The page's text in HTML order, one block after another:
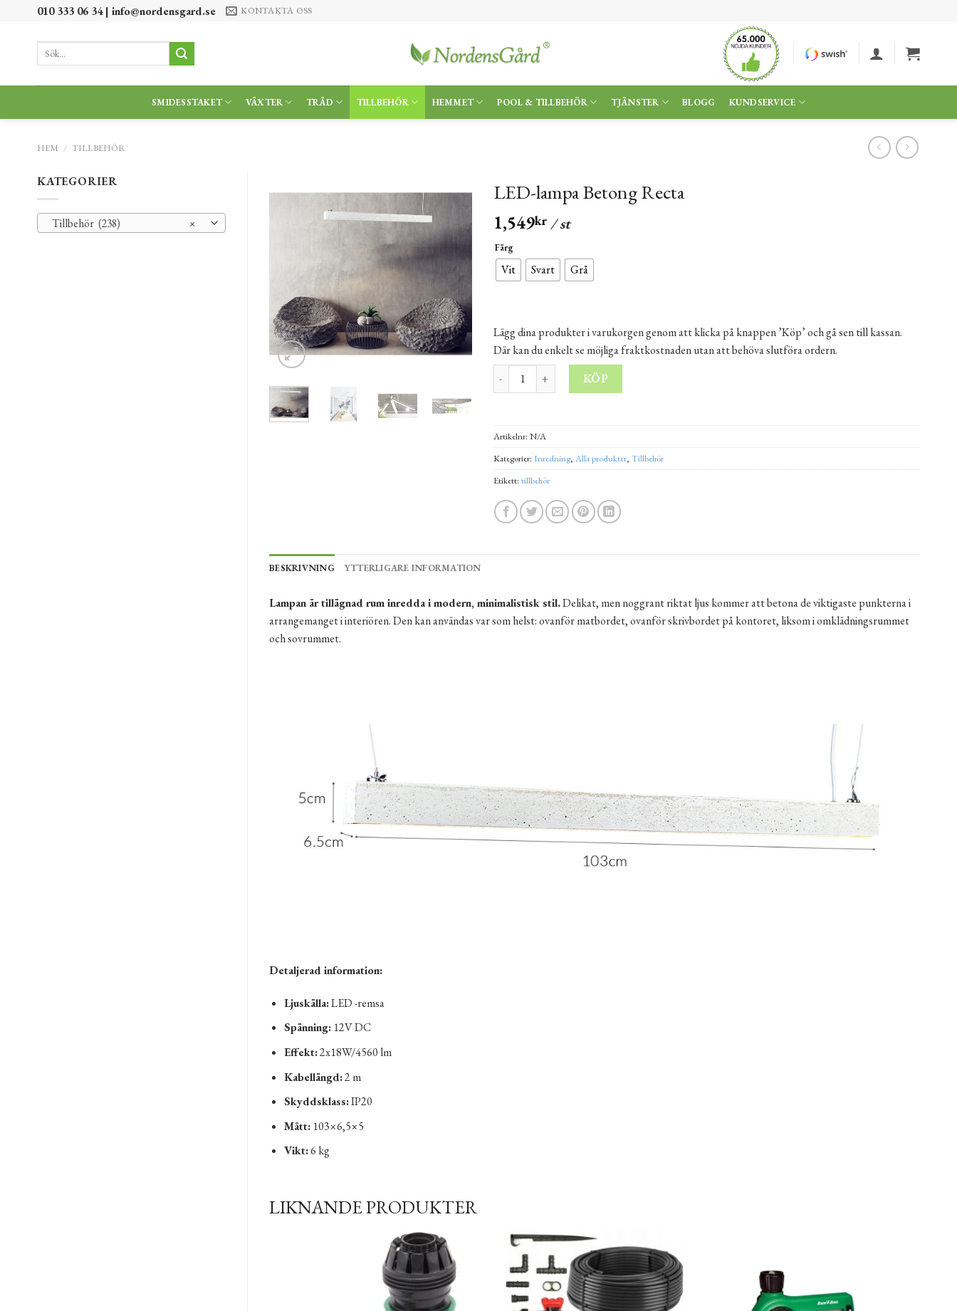
010 333 06 34 | info@nordensgard.se KONTAKTA OSS
efter:
SMIDESSTAKET VÄXTER TRÄD TILLBEHÖR HEMMET POOL & TILLBEHÖR TJÄNSTER BLOGG KUNDSERVICE
HEM / TILLBEHÖR
KATEGORIER
×
Tillbehör (238)
LED-lampa Betong Recta
1,549kr/ st
Färg
Vit Svart Grå
Lägg dina produkter i varukorgen genom att klicka på knappen ’Köp’ och gå sen till kassan.
Där kan du enkelt se möjliga fraktkostnaden utan att behöva slutföra ordern.
LED-lampa Betong Recta mängd
KÖP
Artikelnr:N/A
Kategorier: Inredning, Alla produkter, Tillbehör
Etikett:tillbehör
BESKRIVNING YTTERLIGARE INFORMATION
Lampan är tillägnad rum inredda i modern, minimalistisk stil.Delikat, men noggrant riktat ljus kommer att betona de viktigaste punkterna i
arrangemanget i interiören. Den kan användas var som helst: ovanför matbordet, ovanför skrivbordet på kontoret, liksom i omklädningsrummet
och sovrummet.
Detaljerad information:
Ljuskälla:LED -remsa
Spänning:12V DC
Effekt:2x18W/4560 lm
Kabellängd:2 m
Skyddsklass:IP20
Mått:103×6,5×5
Vikt:6 kg
LIKNANDE PRODUKTER